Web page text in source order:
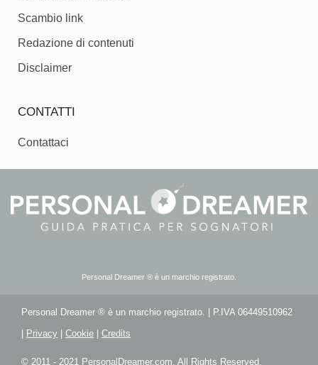
Scambio link
Redazione di contenuti
Disclaimer
CONTATTI
Contattaci
Personal Dreamer ® è un marchio registrato.
Personal Dreamer ® è un marchio registrato. | P.IVA 06449510962
| Privacy | Cookie | Credits
© 2011 - 2021 PersonalDreamer.com. All Rights Reserved.